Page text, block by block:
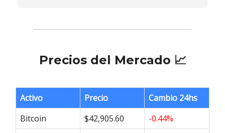
Precios del Mercado 📈
Activo Precio
Cambio 24hs
Bitcoin
$42,905.60
-0.44%